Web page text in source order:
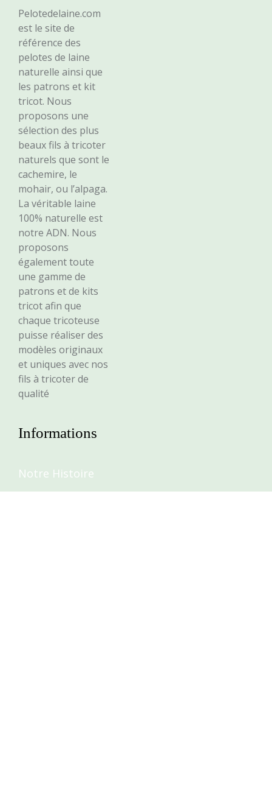
Pelotedelaine.com
est le site de
référence des
pelotes de laine
naturelle ainsi que
les patrons et kit
tricot. Nous
proposons une
sélection des plus
beaux fils à tricoter
naturels que sont le
cachemire, le
mohair, ou l’alpaga.
La véritable laine
100% naturelle est
notre ADN. Nous
proposons
également toute
une gamme de
patrons et de kits
tricot afin que
chaque tricoteuse
puisse réaliser des
modèles originaux
et uniques avec nos
fils à tricoter de
qualité
Informations
Notre Histoire